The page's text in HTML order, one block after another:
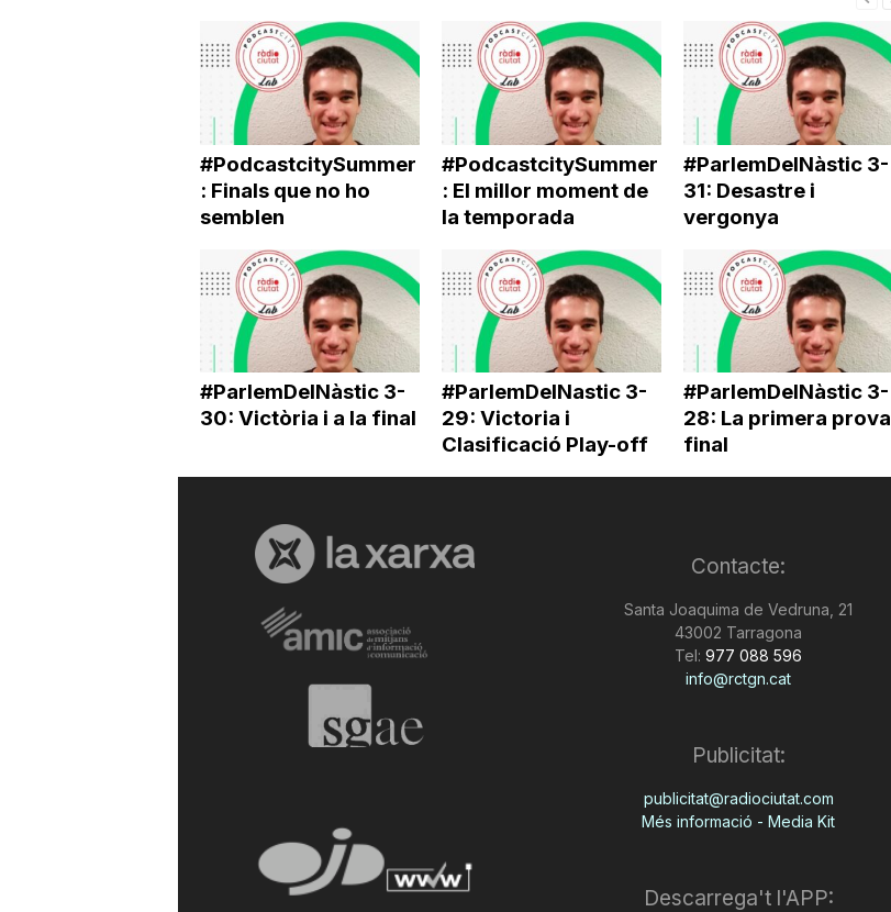
#PodcastcitySummer
: Finals que no ho
semblen
#PodcastcitySummer
: El millor moment de
la temporada
#ParlemDelNàstic 3-
31: Desastre i
vergonya
#ParlemDelNàstic 3-
30: Victòria i a la final
#ParlemDelNastic 3-
29: Victoria i
Clasificació Play-off
#ParlemDelNàstic 3-
28: La primera prova
final
Contacte:
Santa Joaquima de Vedruna, 21
43002 Tarragona
Tel: 977 088 596
info@rctgn.cat
Publicitat:
publicitat@radiociutat.com
Més informació - Media Kit
Descarrega't l'APP: